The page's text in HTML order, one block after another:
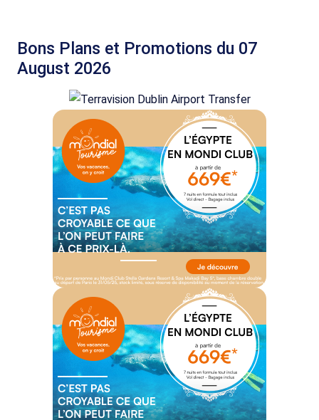
Bons Plans et Promotions du 07
August 2026